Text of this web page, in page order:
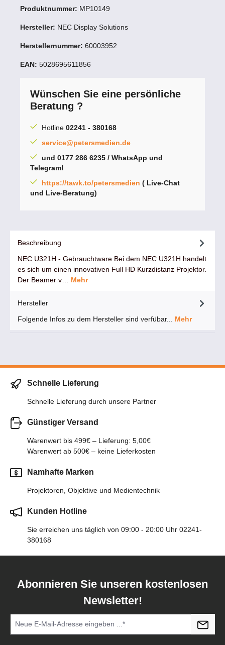
Produktnummer: MP10149
Hersteller: NEC Display Solutions
Herstellernummer: 60003952
EAN: 5028695611856
Wünschen Sie eine persönliche
Beratung ?
Hotline 02241 - 380168
service@petersmedien.de
und 0177 286 6235 / WhatsApp und
Telegram!
https://tawk.to/petersmedien ( Live-Chat
und Live-Beratung)
Beschreibung
NEC U321H - Gebrauchtware Bei dem NEC U321H handelt
es sich um einen innovativen Full HD Kurzdistanz Projektor.
Der Beamer v… Mehr
Hersteller
Folgende Infos zu dem Hersteller sind verfübar... Mehr
Schnelle Lieferung
Schnelle Lieferung durch unsere Partner
Günstiger Versand
Warenwert bis 499€ – Lieferung: 5,00€
Warenwert ab 500€ – keine Lieferkosten
Namhafte Marken
Projektoren, Objektive und Medientechnik
Kunden Hotline
Sie erreichen uns täglich von 09:00 - 20:00 Uhr 02241-
380168
Abonnieren Sie unseren kostenlosen
Newsletter!